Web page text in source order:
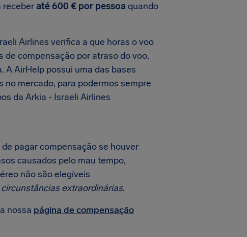
receberaté 600 € por pessoa quando
Airlines verifica a que horas o voo
de compensação por atraso do voo,
A AirHelp possui uma das bases
mercado, para podermos sempre
da Arkia - Israeli Airlines
pagar compensação se houver
causados pelo mau tempo,
não são elegíveis
circunstâncias extraordinárias.
nossa página de compensação